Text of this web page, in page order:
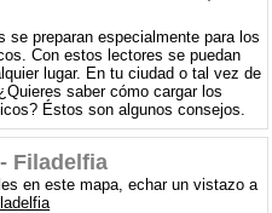
se preparan especialmente para los
Con estos lectores se puedan
lugar. En tu ciudad o tal vez de
saber cómo cargar los
Éstos son algunos consejos.
Filadelfia
en este mapa, echar un vistazo a